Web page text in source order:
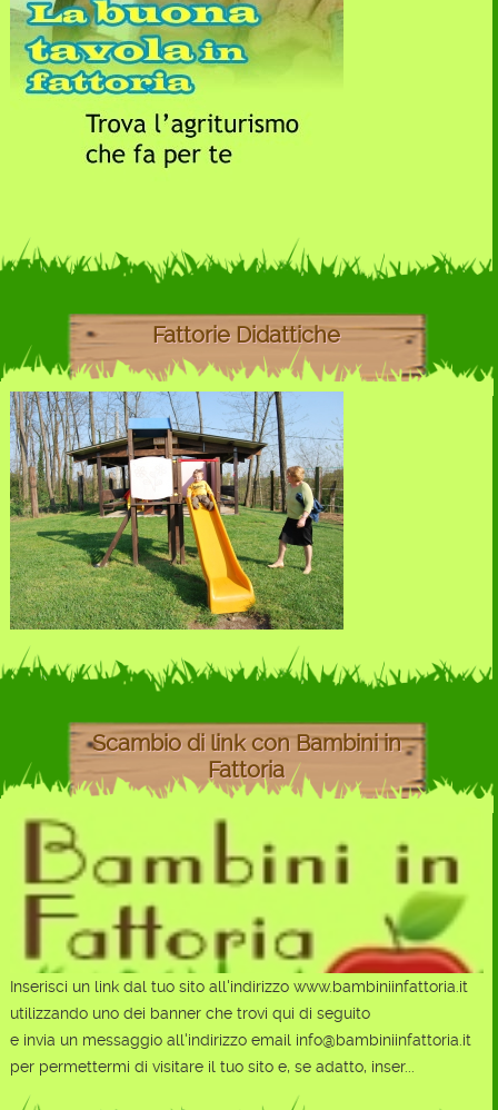
Fattorie Didattiche
Scambio di link con Bambini in
Fattoria
Inserisci un link dal tuo sito all'indirizzo www.bambiniinfattoria.it
utilizzando uno dei banner che trovi qui di seguito
e invia un messaggio all'indirizzo email info@bambiniinfattoria.it
per permettermi di visitare il tuo sito e, se adatto, inser...